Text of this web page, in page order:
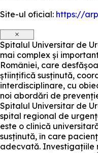
Site-ul oficial: https://
×
Spitalul Universitar de
mai complex și
României, care
științifică susținută,
interdisciplinare, cu
noi abordări de
Spitalul Universitar de
spital regional de
este o clinică
susținută, în care
adecvată. Investigațiile